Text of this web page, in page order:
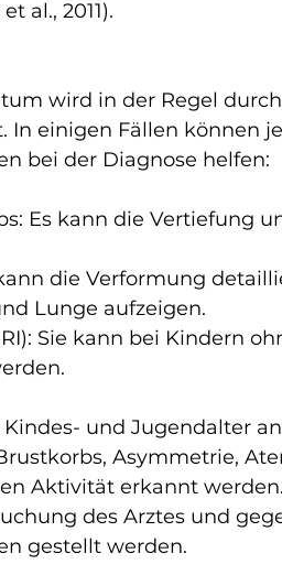
al., 2011).
wird in der Regel
In einigen Fällen können
bei der Diagnose helfen:
Es kann die Vertiefung
die Verformung
Lunge aufzeigen.
Sie kann bei Kindern
und Jugendalter
Asymmetrie,
Aktivität erkannt
des Arztes und
gestellt werden.